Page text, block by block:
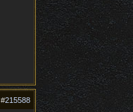
#215588